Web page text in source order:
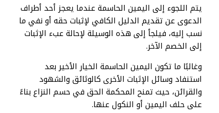
يتم اللجوء إلى اليمين الحاسمة عندما يعجز أحد أطراف
الدعوى عن تقديم الدليل الكافي لإثبات حقه أو نفي ما
نسب إليه، فيلجأ إلى هذه الوسيلة لإحالة عبء الإثبات
إلى الخصم الآخر.
وغالبًا ما تكون اليمين الحاسمة الخيار الأخير بعد
استنفاد وسائل الإثبات الأخرى كالوثائق والشهود
والقرائن، حيث تمنح المحكمة الحق في حسم النزاع بناءً
على حلف اليمين أو النكول عنها.